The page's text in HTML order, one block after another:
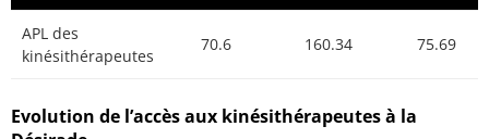
APL des
kinésithérapeutes
70.6 160.34 75.69
Evolution de l’accès aux kinésithérapeutes à la